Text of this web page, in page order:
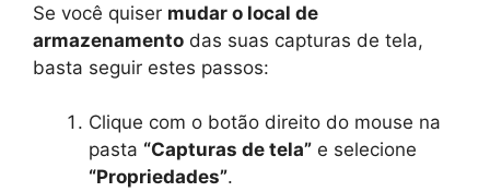
Se você quiser mudar o local de
armazenamento das suas capturas de tela,
basta seguir estes passos:
Clique com o botão direito do mouse na
pasta “Capturas de tela” e selecione
“Propriedades”.